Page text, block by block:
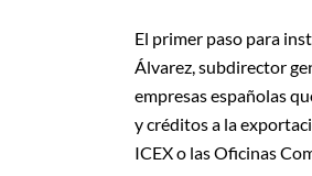
El primer paso para
Álvarez, subdirector
empresas españolas
y créditos a la
ICEX o las Oficinas